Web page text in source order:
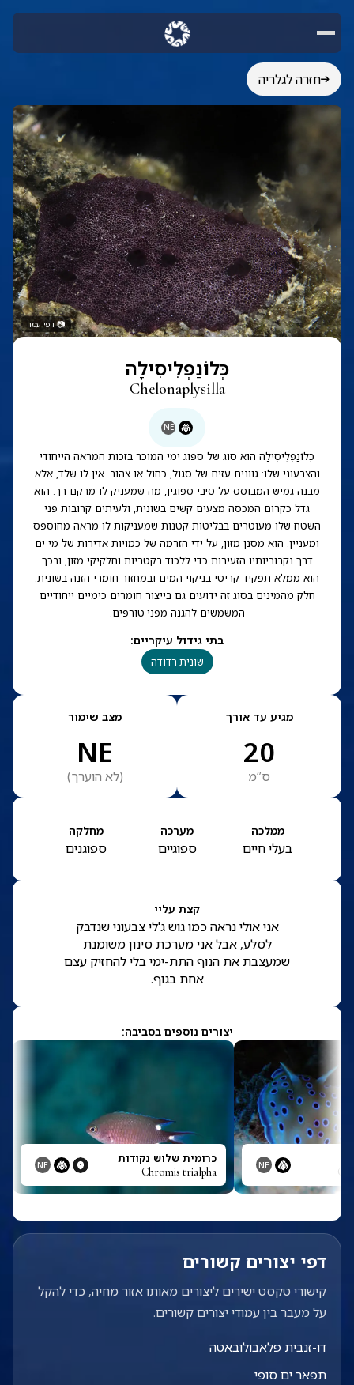
חזרה לגלריה
📷רפי עמר
כְּלוֹנַפְלִיסִילָה
Chelonaplysilla
NE
כְלוֹנַפְלִיסִילָה הוא סוג של ספוג ימי המוכר בזכות המראה הייחודי
והצבעוני שלו: גוונים עזים של סגול, כחול או צהוב. אין לו שלד, אלא
מבנה גמיש המבוסס על סיבי ספוגין, מה שמעניק לו מרקם רך. הוא
גדל כקרום המכסה מצעים קשים בשונית, ולעיתים קרובות פני
השטח שלו מעוטרים בבליטות קטנות שמעניקות לו מראה מחוספס
ומעניין. הוא מסנן מזון, על ידי הזרמה של כמויות אדירות של מי ים
דרך נקבוביותיו הזעירות כדי ללכוד בקטריות וחלקיקי מזון, ובכך
הוא ממלא תפקיד קריטי בניקוי המים ובמחזור חומרי הזנה בשונית.
חלק מהמינים בסוג זה ידועים גם בייצור חומרים כימיים ייחודיים
המשמשים להגנה מפני טורפים.
בתי גידול עיקריים:
שונית רדודה
מגיע עד אורך
20
ס”מ
מצב שימור
NE
(לא הוערך)
ממלכה
בעלי חיים
מערכה
ספוגיים
מחלקה
ספוגנים
קצת עליי
אני אולי נראה כמו גוש ג'לי צבעוני שנדבק
לסלע, אבל אני מערכת סינון משומנת
שמעצבת את הנוף התת-ימי בלי להחזיק עצם
אחת בגוף.
יצורים נוספים בסביבה:
NE כרומית שלוש נקודות
Chromis trialpha
NE
דפי יצורים קשורים
קישורי טקסט ישירים ליצורים מאותו אזור מחיה, כדי להקל
על מעבר בין עמודי יצורים קשורים.
דו-זנבית פלאבולובאטה
תפאר ים סופי